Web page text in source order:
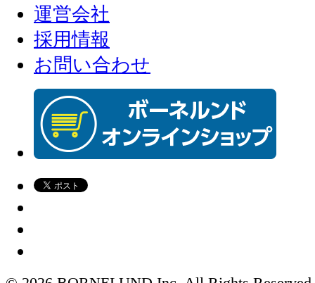
運営会社
採用情報
お問い合わせ